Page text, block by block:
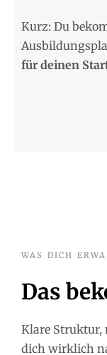
Kurz: Du
für deinen
WAS DICH
Das
Klare Struktur,
dich wirklich